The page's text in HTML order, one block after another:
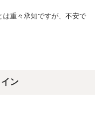
は重々承知ですが、不安で
ン